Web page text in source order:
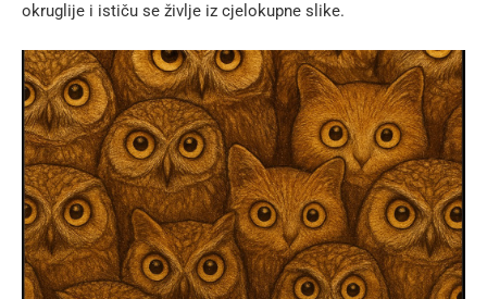
okruglije i ističu se življe iz cjelokupne slike.